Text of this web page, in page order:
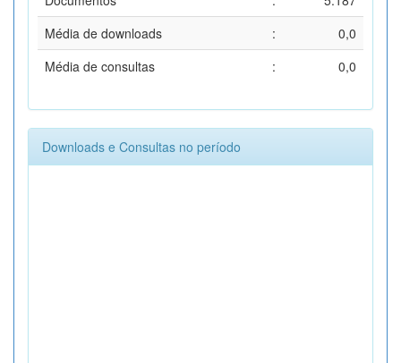
Média de downloads
:
0,0
Média de consultas
: 0,0
Downloads e Consultas no período